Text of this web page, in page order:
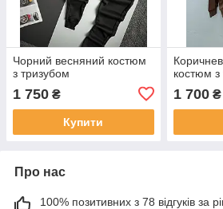
Чорний весняний костюм
з тризубом
1 750 ₴
Купити
костюм з
1 700₴
Про нас
100% позитивних з 78 відгуків за